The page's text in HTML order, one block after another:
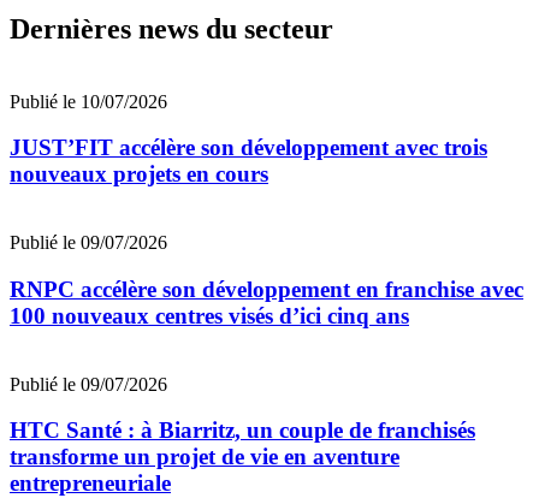
Dernières news du secteur
Publié le 10/07/2026
JUST’FIT accélère son développement avec trois
nouveaux projets en cours
Publié le 09/07/2026
RNPC accélère son développement en franchise avec
100 nouveaux centres visés d’ici cinq ans
Publié le 09/07/2026
HTC Santé : à Biarritz, un couple de franchisés
transforme un projet de vie en aventure
entrepreneuriale